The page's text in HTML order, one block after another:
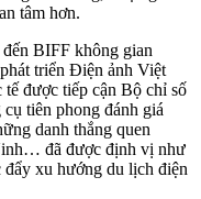
tâm hơn.
BIFF không gian
triển Điện ảnh Việt
tế được tiếp cận Bộ chỉ số
tiên phong đánh giá
danh thắng quen
đã được định vị như
đẩy xu hướng du lịch điện